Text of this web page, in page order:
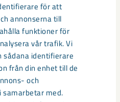
för att
annonserna till
funktioner för
vår trafik. Vi
sådana identifierare
från din enhet till de
och
samarbetar med.
gamla Kiruna
under 2026
avveckling av fastigheter i